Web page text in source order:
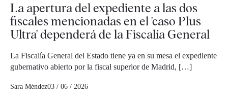
La apertura del expediente a las dos
fiscales mencionadas en el 'caso Plus
Ultra' dependerá de la Fiscalía General
La Fiscalía General del Estado tiene ya en su mesa el expediente
gubernativo abierto por la fiscal superior de Madrid, […]
Sara Méndez03 / 06 / 2026